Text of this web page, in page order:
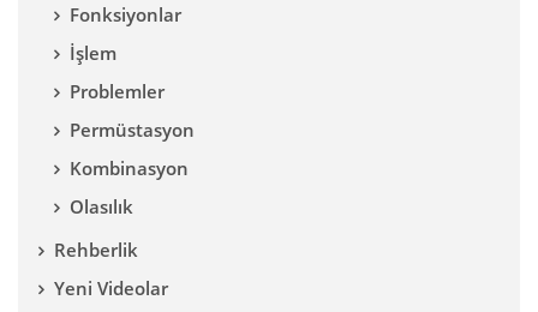
Fonksiyonlar
İşlem
Problemler
Permüstasyon
Kombinasyon
Olasılık
Rehberlik
Yeni Videolar